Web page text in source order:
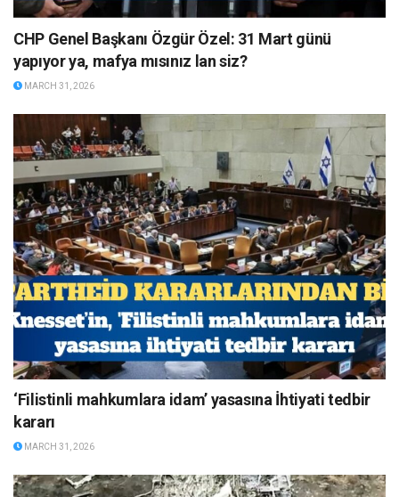
CHP Genel Başkanı Özgür Özel: 31 Mart günü
yapıyor ya, mafya mısınız lan siz?
MARCH 31, 2026
‘Filistinli mahkumlara idam’ yasasına İhtiyati tedbir
kararı
MARCH 31, 2026